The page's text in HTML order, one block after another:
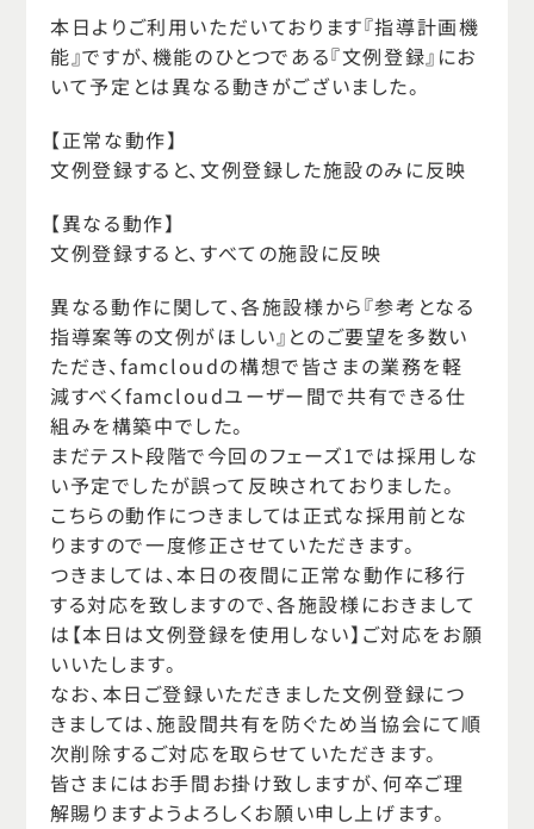
本日よりご利用いただいております『指導計画機
能』ですが、機能のひとつである『文例登録』にお
いて予定とは異なる動きがございました。
【正常な動作】
文例登録すると、文例登録した施設のみに反映
【異なる動作】
文例登録すると、すべての施設に反映
異なる動作に関して、各施設様から『参考となる
指導案等の文例がほしい』とのご要望を多数い
ただき、famcloudの構想で皆さまの業務を軽
減すべくfamcloudユーザー間で共有できる仕
組みを構築中でした。
まだテスト段階で今回のフェーズ1では採用しな
い予定でしたが誤って反映されておりました。
こちらの動作につきましては正式な採用前とな
りますので一度修正させていただきます。
つきましては、本日の夜間に正常な動作に移行
する対応を致しますので、各施設様におきまして
は【本日は文例登録を使用しない】ご対応をお願
いいたします。
なお、本日ご登録いただきました文例登録につ
きましては、施設間共有を防ぐため当協会にて順
次削除するご対応を取らせていただきます。
皆さまにはお手間お掛け致しますが、何卒ご理
解賜りますようよろしくお願い申し上げます。